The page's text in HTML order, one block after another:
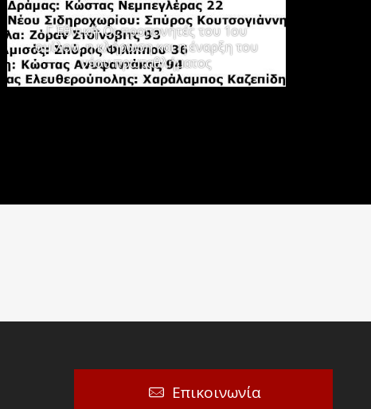
Γ΄ Εθνική: Οι προπονητές του 1ου
ομίλου, η κλήρωση και η έναρξη του
νέου πρωταθλήματος
Επικοινωνία